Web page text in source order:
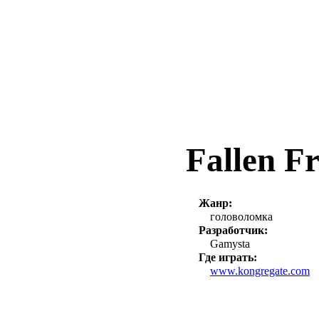
Fallen
Жанр:
головоломка
Разработчик:
Gamysta
Где играть:
www.kongregate.com